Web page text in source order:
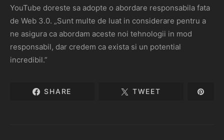
YouTube doreste sa adopte o abordare responsabila fata
de Web 3.0. „Sunt multe de luat in considerare pentru a
ne asigura ca abordam aceste noi tehnologii in mod
responsabil, dar credem ca exista si un potential
incredibil.”
SHARE TWEET